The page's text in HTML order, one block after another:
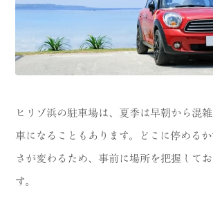
ヒリゾ浜の駐車場は、夏季は早朝から混
車になることもあります。どこに停める
さが変わるため、事前に場所を把握して
す。